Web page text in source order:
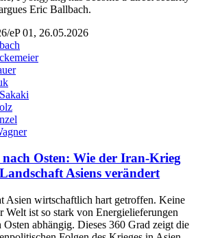
Eric Ballbach.
eP 01, 26.05.2026
nach Osten: Wie der Iran-Krieg
Asiens verändert
Asien wirtschaftlich hart getroffen. Keine
Welt ist so stark von Energielieferungen
Osten abhängig. Dieses 360 Grad zeigt die